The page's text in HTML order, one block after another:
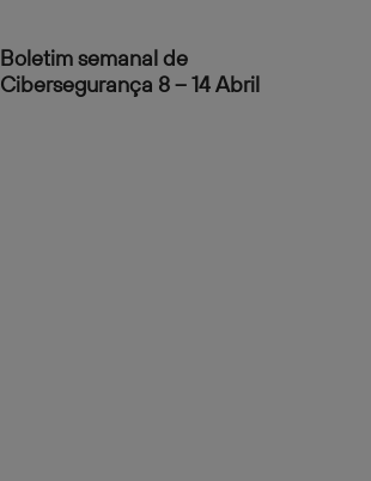
Boletim semanal de
Cibersegurança 8 – 14 Abril